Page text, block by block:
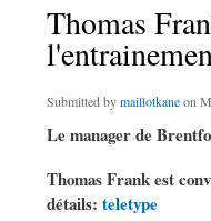
Thomas
Submitted bymaillotkaneon
Le manager de
Thomas Frank est
détails: teletype